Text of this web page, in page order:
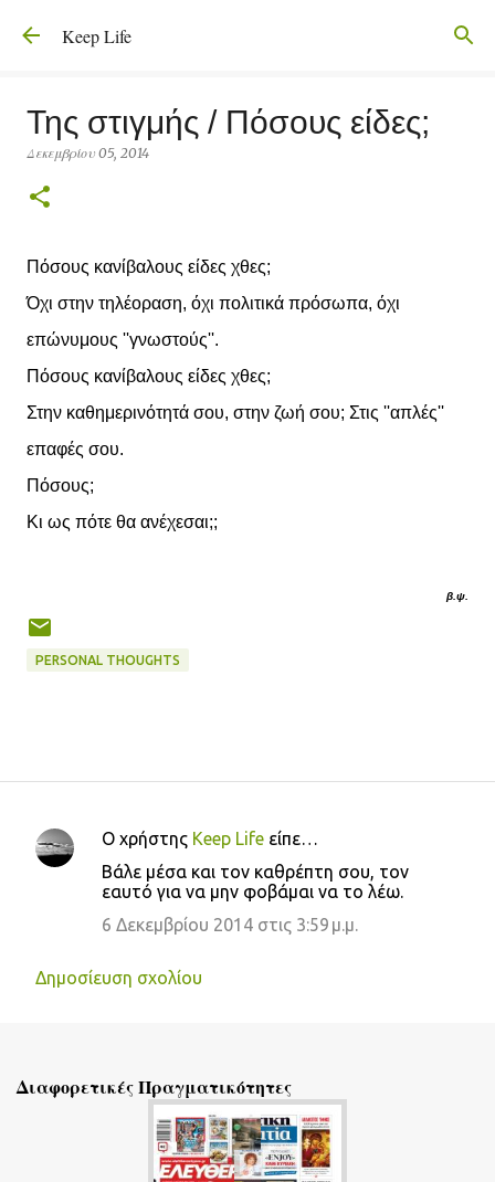
Μετάβαση στο κύριο περιεχόμενο
Keep Life
Της στιγμής / Πόσους είδες;
Δεκεμβρίου 05, 2014
Πόσους κανίβαλους είδες χθες;
Όχι στην τηλέοραση, όχι πολιτικά πρόσωπα, όχι
επώνυμους ''γνωστούς''.
Πόσους κανίβαλους είδες χθες;
Στην καθημερινότητά σου, στην ζωή σου; Στις ''απλές''
επαφές σου.
Πόσους;
Κι ως πότε θα ανέχεσαι;;
β.ψ.
PERSONAL THOUGHTS
Σ
ι
Ο χρήστης Keep Life είπε…
Βάλε μέσα και τον καθρέπτη σου, τον
εαυτό για να μην φοβάμαι να το λέω.
6 Δεκεμβρίου 2014 στις 3:59 μ.μ.
Δημοσίευση σχολίου
Διαφορετικές Πραγματικότητες